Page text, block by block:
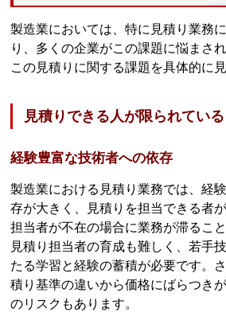
製造業においては、特に見積り業務
り、多くの企業がこの課題に悩まさ
この見積りに関する課題を具体的に
見積りできる人が限られている
経験豊富な技術者への依存
製造業における見積り業務では、経
存が大きく、見積りを担当できる者
担当者が不在の場合に業務が滞るこ
見積り担当者の育成も難しく、若手
たる学習と経験の蓄積が必要です。
積り基準の違いから価格にばらつき
のリスクもあります。